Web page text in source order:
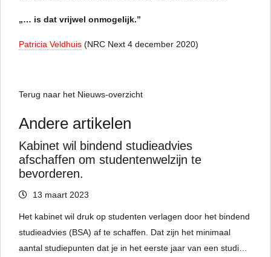
„… is dat vrijwel onmogelijk.”
Patricia Veldhuis (NRC Next 4 december 2020)
Terug naar het Nieuws-overzicht
Andere artikelen
Kabinet wil bindend studieadvies
afschaffen om studentenwelzijn te
bevorderen.
13 maart 2023
Het kabinet wil druk op studenten verlagen door het bindend
studieadvies (BSA) af te schaffen. Dat zijn het minimaal
aantal studiepunten dat je in het eerste jaar van een studie